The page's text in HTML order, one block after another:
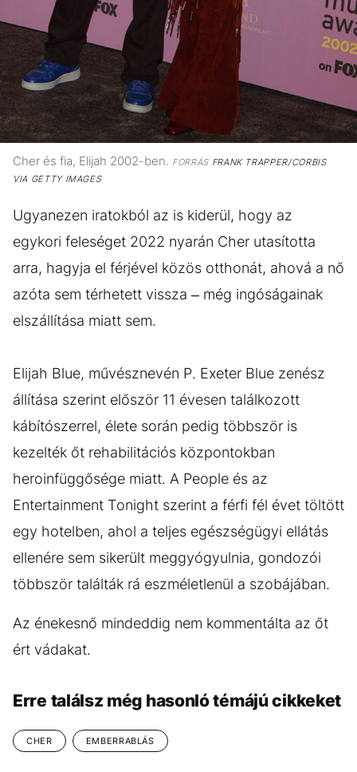
Cher és fia, Elijah 2002-ben. FORRÁSFRANK TRAPPER/CORBIS
VIA GETTY IMAGES
Ugyanezen iratokból az is kiderül, hogy az
egykori feleséget 2022 nyarán Cher utasította
arra, hagyja el férjével közös otthonát, ahová a nő
azóta sem térhetett vissza – még ingóságainak
elszállítása miatt sem.
Elijah Blue, művésznevén P. Exeter Blue zenész
állítása szerint először 11 évesen találkozott
kábítószerrel, élete során pedig többször is
kezelték őt rehabilitációs központokban
heroinfüggősége miatt. A People és az
Entertainment Tonight szerint a férfi fél évet töltött
egy hotelben, ahol a teljes egészségügyi ellátás
ellenére sem sikerült meggyógyulnia, gondozói
többször találták rá eszméletlenül a szobájában.
Az énekesnő mindeddig nem kommentálta az őt
ért vádakat.
Erre találsz még hasonló témájú cikkeket
CHER EMBERRABLÁS